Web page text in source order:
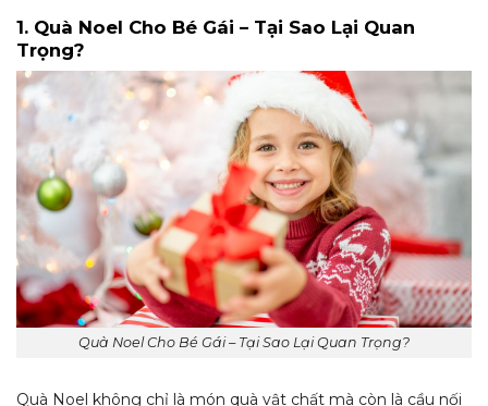
1. Quà Noel Cho Bé Gái – Tại Sao Lại Quan
Trọng?
Quà Noel Cho Bé Gái – Tại Sao Lại Quan Trọng?
Quà Noel không chỉ là món quà vật chất mà còn là cầu nối